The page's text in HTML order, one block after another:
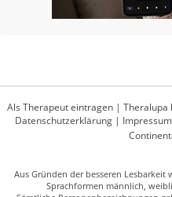
Als Therapeut eintragen | Theralupa
Datenschutzerklärung| Impressum
Aus Gründen der besseren
Sprachformen männlich,